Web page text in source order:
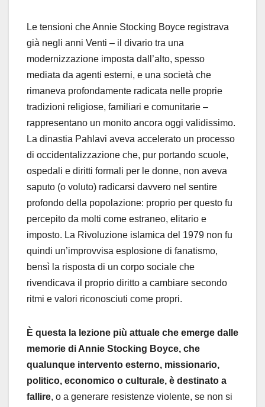
Le tensioni che Annie Stocking Boyce registrava
già negli anni Venti – il divario tra una
modernizzazione imposta dall’alto, spesso
mediata da agenti esterni, e una società che
rimaneva profondamente radicata nelle proprie
tradizioni religiose, familiari e comunitarie –
rappresentano un monito ancora oggi validissimo.
La dinastia Pahlavi aveva accelerato un processo
di occidentalizzazione che, pur portando scuole,
ospedali e diritti formali per le donne, non aveva
saputo (o voluto) radicarsi davvero nel sentire
profondo della popolazione: proprio per questo fu
percepito da molti come estraneo, elitario e
imposto. La Rivoluzione islamica del 1979 non fu
quindi un’improvvisa esplosione di fanatismo,
bensì la risposta di un corpo sociale che
rivendicava il proprio diritto a cambiare secondo
ritmi e valori riconosciuti come propri.
È questa la lezione più attuale che emerge dalle
memorie di Annie Stocking Boyce, che
qualunque intervento esterno, missionario,
politico, economico o culturale, è destinato a
fallire, o a generare resistenze violente, se non si